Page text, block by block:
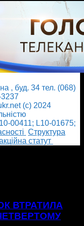
, буд. 34 тел. (068)
(с) 2024
00411; L10-01675;
Cтруктура
статут
ВТРАТИЛА